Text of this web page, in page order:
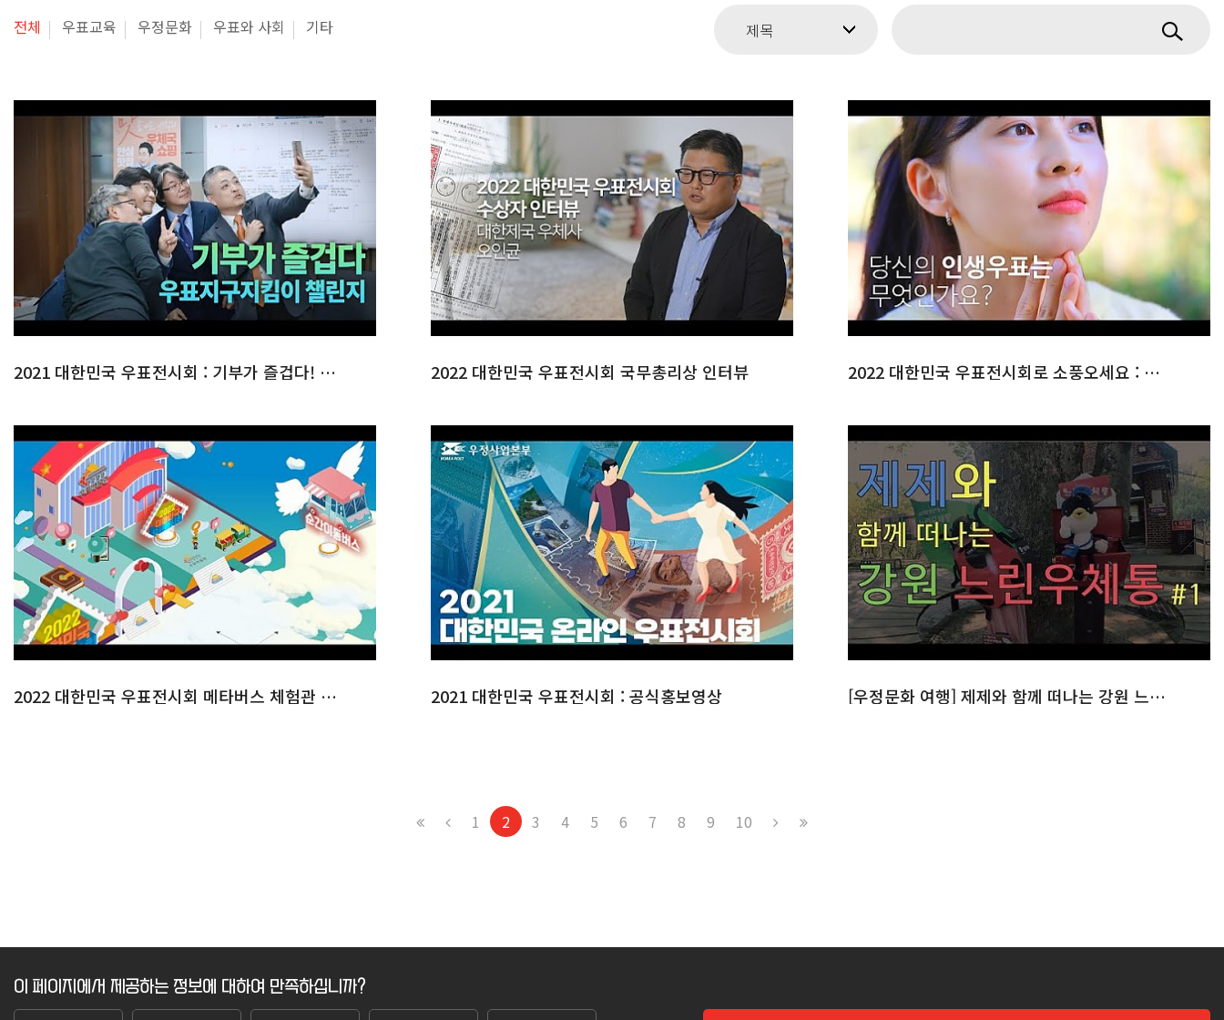
전체 우표교육 우정문화 우표와 사회 기타
2021 대한민국 우표전시회 : 기부가 즐겁다! 우표지구지킴이 챌린지 2022 대한민국 우표전시회 국무총리상 인터뷰 2022 대한민국 우표전시회로 소풍오세요 : 공식 홍보영상
2022 대한민국 우표전시회 메타버스 체험관 & 이벤트 2021 대한민국 우표전시회 : 공식홍보영상 [우정문화 여행] 제제와 함께 떠나는 강원 느린 우체통
1 2 3 4 5 6 7 8 9 10
이 페이지에서 제공하는 정보에 대하여 만족하십니까?